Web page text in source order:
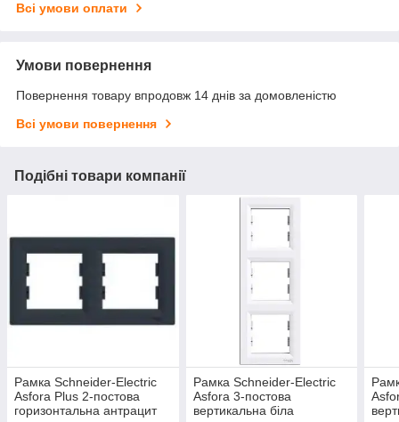
Всі умови оплати
Умови повернення
Повернення товару впродовж 14 днів за домовленістю
Всі умови повернення
Подібні товари компанії
Рамка Schneider-Electric
Asfora Plus 2-постова
горизонтальна антрацит
Рамка Schneider-Electric
Asfora 3-постова
вертикальна біла